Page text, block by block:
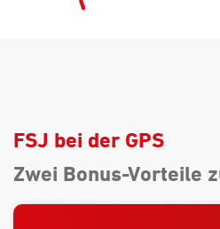
FSJ bei der GPS
Zwei Bonus-Vorteile